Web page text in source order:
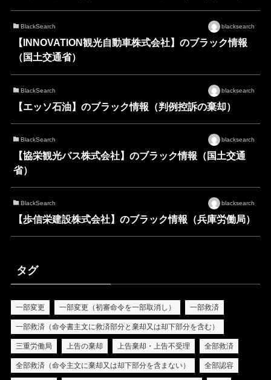
BlackSearch blacksearch
【INNOVATION観光自動車株式会社】のブラック情報
（国土交通省）
BlackSearch blacksearch
【エッソ石油】のブラック情報（判例控訴の棄却）
BlackSearch blacksearch
【協栄観光バス株式会社】のブラック情報（国土交通
省）
BlackSearch blacksearch
【歩信栄建設株式会社】のブラック情報（兵庫労働局）
タグ
一部変更 一部変更（初審命令を一部取消し） 一部救済
一部救済（命令書主文に救済部分と棄却又は却下部分を含む）
三重労働局 上告の棄却 上告棄却・上告不受理 全部救済
全部救済（命令主文に棄却又は却下部分を含まない） 全部認容